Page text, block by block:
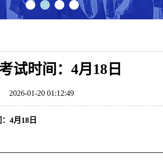
试时间：4月18日
2026-01-20 01:12:49
4月18日